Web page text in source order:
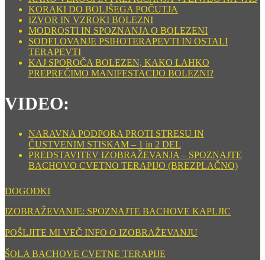
KORAKI DO BOLJŠEGA POČUTJA
IZVOR IN VZROKI BOLEZNI
MODROSTI IN SPOZNANJA O BOLEZENI
SODELOVANJE PSIHOTERAPEVTI IN OSTALI
TERAPEVTI
KAJ SPOROČA BOLEZEN, KAKO LAHKO
PREPREČIMO MANIFESTACIJO BOLEZNI?
VIDEO:
NARAVNA PODPORA PROTI STRESU IN
ČUSTVENIM STISKAM – 1 in 2 DEL
PREDSTAVITEV IZOBRAŽEVANJA – SPOZNAJTE
BACHOVO CVETNO TERAPIJO (BREZPLAČNO)
DOGODKI
IZOBRAŽEVANJE: SPOZNAJTE BACHOVE KAPLJIC
POŠLJITE MI VEČ INFO O IZOBRAŽEVANJU
ŠOLA BACHOVE CVETNE TERAPIJE